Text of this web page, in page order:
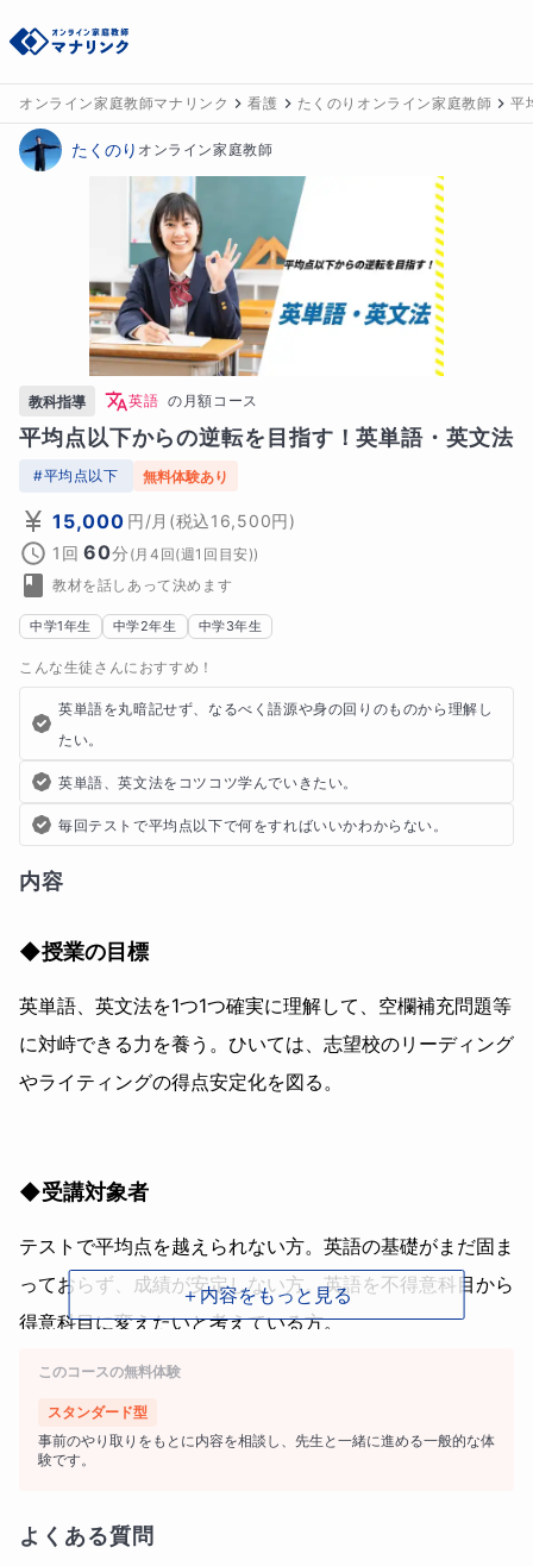
オンライン家庭教師マナリンク 看護 たくのりオンライン家庭教師 平
たくのり オンライン家庭教師
教科指導 英語 の 月額コース
平均点以下からの逆転を目指す！英単語・英文法
#平均点以下 無料体験あり
15,000 円/月 (税込16,500円)
1回 60分 (月4回(週1回目安))
教材を話しあって決めます
中学1年生 中学2年生 中学3年生
こんな生徒さんにおすすめ！
英単語を丸暗記せず、なるべく語源や身の回りのものから理解し
たい。
英単語、英文法をコツコツ学んでいきたい。
毎回テストで平均点以下で何をすればいいかわからない。
内容
◆授業の目標
英単語、英文法を1つ1つ確実に理解して、空欄補充問題等
に対峙できる力を養う。ひいては、志望校のリーディング
やライティングの得点安定化を図る。
◆受講対象者
テストで平均点を越えられない方。英語の基礎がまだ固ま
っておらず、成績が安定しない方。英語を不得意科目から
得意科目に変えたいと考えている方。
◆学習内容
→中学基礎〜標準レベルの内容。
＋内容をもっと見る
このコースの無料体験
スタンダード型
事前のやり取りをもとに内容を相談し、先生と一緒に進める一般的な体
験です。
よくある質問